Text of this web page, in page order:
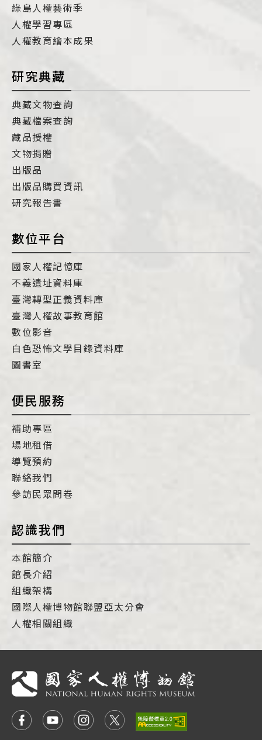
綠島人權藝術季
人權學習專區
人權教育繪本成果
研究典藏
典藏文物查詢
典藏檔案查詢
藏品授權
文物捐贈
出版品
出版品購買資訊
研究報告書
數位平台
國家人權記憶庫
不義遺址資料庫
臺灣轉型正義資料庫
臺灣人權故事教育館
數位影音
白色恐怖文學目錄資料庫
圖書室
便民服務
補助專區
場地租借
導覽預約
聯絡我們
參訪民眾問卷
認識我們
本館簡介
館長介紹
組織架構
國際人權博物館聯盟亞太分會
人權相關組織